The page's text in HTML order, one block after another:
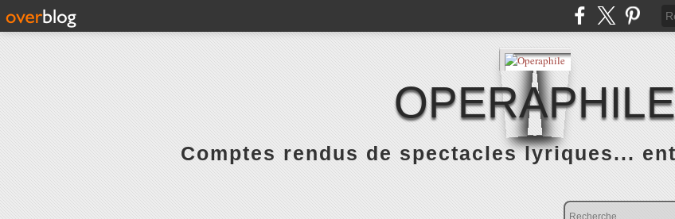
OPERAPHILE
Comptes rendus de spectacles lyriques...